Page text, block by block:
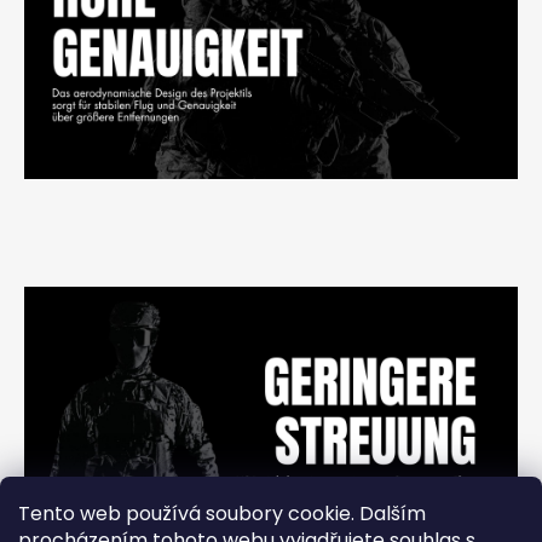
Tento web používá soubory cookie. Dalším